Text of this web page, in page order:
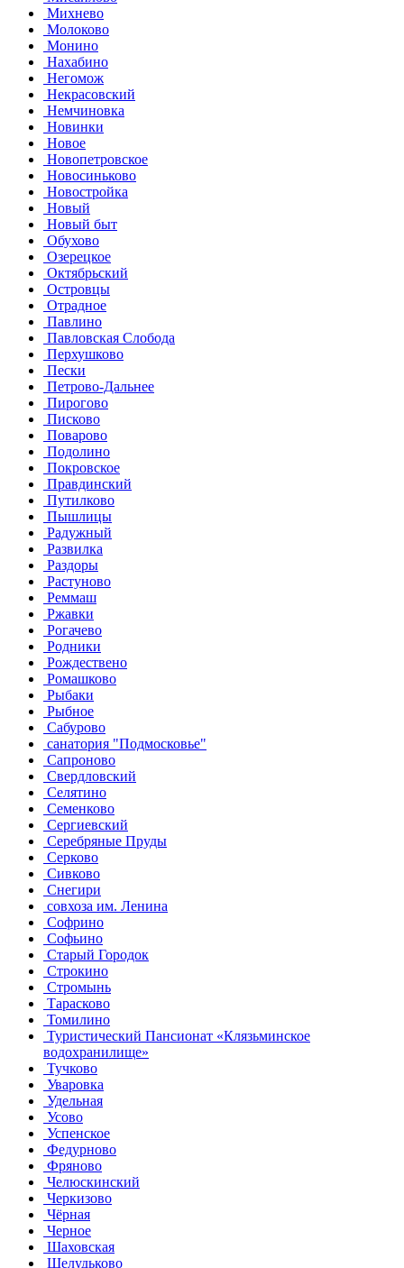
Михнево
Молоково
Монино
Нахабино
Негомож
Некрасовский
Немчиновка
Новинки
Новое
Новопетровское
Новосиньково
Новостройка
Новый
Новый быт
Обухово
Озерецкое
Октябрьский
Островцы
Отрадное
Павлино
Павловская Слобода
Перхушково
Пески
Петрово-Дальнее
Пирогово
Писково
Поварово
Подолино
Покровское
Правдинский
Путилково
Пышлицы
Радужный
Развилка
Раздоры
Растуново
Реммаш
Ржавки
Рогачево
Родники
Рождествено
Ромашково
Рыбаки
Рыбное
Сабурово
санатория "Подмосковье"
Сапроново
Свердловский
Селятино
Семенково
Сергиевский
Серебряные Пруды
Серково
Сивково
Снегири
совхоза им. Ленина
Софрино
Софьино
Старый Городок
Строкино
Стромынь
Тарасково
Томилино
Туристический Пансионат «Клязьминское
водохранилище»
Тучково
Уваровка
Удельная
Усово
Успенское
Федурново
Фряново
Челюскинский
Черкизово
Чёрная
Черное
Шаховская
Шелудьково